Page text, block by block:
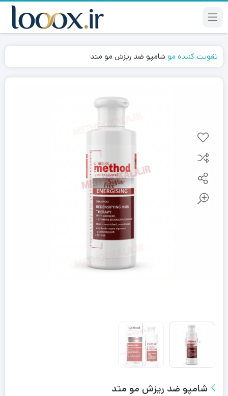
تقویت کننده مو شامپو ضد ریزش مو متد
شامپو ضد ریزش مو متد